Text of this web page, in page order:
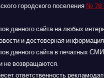
городского поселения № 78
данного сайта на любых
и достоверная
данного сайта в печатных
не возвращаются.
ответственность